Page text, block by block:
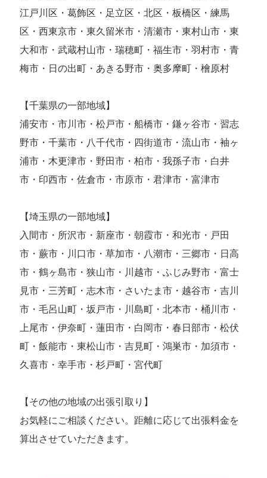
江戸川区・葛飾区・足立区・北区・板橋区・練馬
区・西東京市・東久留米市・清瀬市・東村山市・東
大和市・武蔵村山市・瑞穂町・福生市・羽村市・青
梅市・日の出町・あきる野市・奥多摩町・檜原村
【千葉県の一部地域】
浦安市・市川市・松戸市・船橋市・鎌ヶ谷市・習志
野市・千葉市・八千代市・四街道市・流山市・袖ヶ
浦市・木更津市・野田市・柏市・我孫子市・白井
市・印西市・佐倉市・市原市・君津市・富津市
【埼玉県の一部地域】
入間市・所沢市・新座市・朝霞市・和光市・戸田
市・蕨市・川口市・草加市・八潮市・三郷市・日高
市・鶴ヶ島市・狭山市・川越市・ふじみ野市・富士
見市・三芳町・志木市・さいたま市・越谷市・吉川
市・毛呂山町・坂戸市・川島町・北本市・桶川市・
上尾市・伊奈町・蓮田市・白岡市・春日部市・松伏
町・飯能市・東松山市・吉見町・鴻巣市・加須市・
久喜市・幸手市・杉戸町・宮代町
【その他の地域の出張引取り】
お気軽にご相談ください。距離に応じて出張料金を
算出させていただきます。